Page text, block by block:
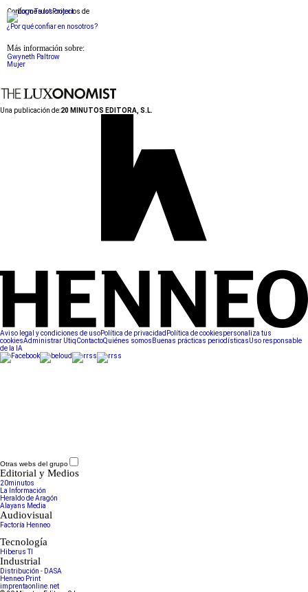
Conforme a los criterios de
¿Por qué confiar en nosotros?
Más información sobre:
Gwyneth Paltrow
Mujer
Una publicación de:20 MINUTOS EDITORA, S.L.
Aviso legal y condiciones de usoPolítica de privacidad Política de cookiespersonaliza tus
cookiesAdministrar UtiqContactoQuiénes somos Buenas prácticas periodísticasUso responsable
de la IA
Otras webs del grupo
Editorial y Medios
20minutos
La Información
Heraldo de Aragón
Alayans Media
Audiovisual
Factoría Henneo
Tecnología
Hiberus TI
Industrial
Distribución - DASA
Henneo Print
imprentaonline.net